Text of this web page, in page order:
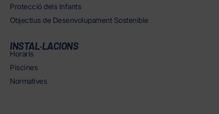
Protecció dels Infants
Objectius de Desenvolupament Sostenible
INSTAL·LACIONS
Horaris
Piscines
Normatives